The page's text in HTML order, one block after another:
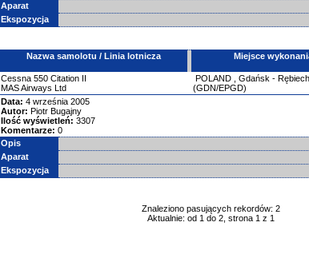
Aparat
Ekspozycja
Nazwa samolotu / Linia lotnicza Miejsce
Cessna 550 Citation II
MAS Airways Ltd
POLAND
Gdańsk -
(GDN/EPGD)
Data: 4 września 2005
Autor: Piotr Bugajny
Ilość wyświetleń: 3307
Komentarze: 0
Opis
Aparat
Ekspozycja
Znaleziono pasujących rekordów: 2
Aktualnie: od 1 do 2, strona 1 z 1